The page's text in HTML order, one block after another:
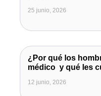
25 junio, 2026
¿Por qué los
médico y qué les
12 junio, 2026